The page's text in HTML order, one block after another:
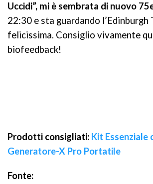
Uccidi”, mi è sembrata di nuovo
22:30 e sta guardando l’Edinburgh
felicissima. Consiglio vivamente
biofeedback!
Prodotti consigliati: Kit Essenziale
Generatore-X Pro Portatile
Fonte: